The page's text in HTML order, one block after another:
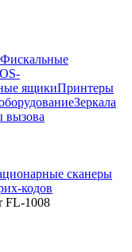
Фискальные
ящикиПринтеры
Зеркала
вызова
сканеры
кодов
FL-1008